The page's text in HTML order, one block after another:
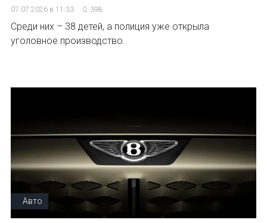
07.07.2026 в 11:33 398
Среди них – 38 детей, а полиция уже открыла
уголовное производство.
Авто